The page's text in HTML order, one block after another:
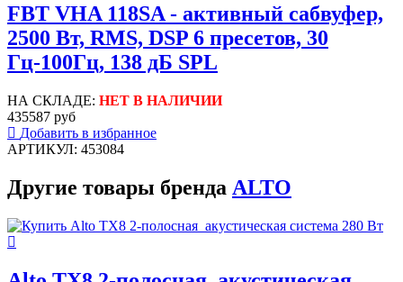
FBT VHA 118SA - активный сабвуфер,
2500 Вт, RMS, DSP 6 пресетов, 30
Гц-100Гц, 138 дБ SPL
НА СКЛАДЕ: НЕТ В НАЛИЧИИ
435587 руб
Добавить в избранное
АРТИКУЛ: 453084
Другие товары бренда ALTO